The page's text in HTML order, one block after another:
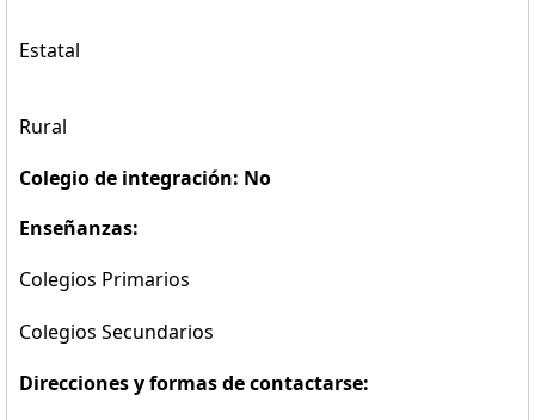
Estatal
Rural
Colegio de integración: No
Enseñanzas:
Colegios Primarios
Colegios Secundarios
Direcciones y formas de contactarse: